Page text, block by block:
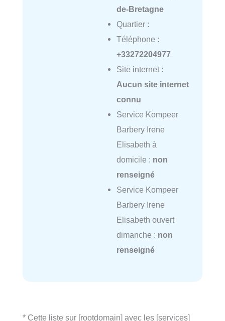
de-Bretagne
Quartier :
Téléphone :
+33272204977
Site internet :
Aucun site internet
connu
Service Kompeer
Barbery Irene
Elisabeth à
domicile : non
renseigné
Service Kompeer
Barbery Irene
Elisabeth ouvert
dimanche : non
renseigné
* Cette liste sur [rootdomain] avec les [services]